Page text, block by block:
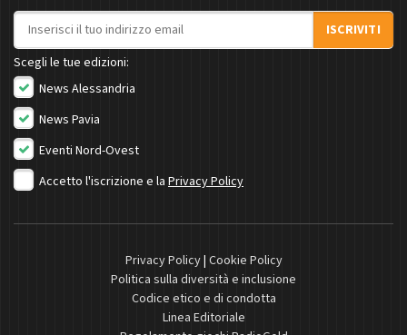
Indirizzo email
ISCRIVITI
Scegli le tue edizioni:
News Alessandria
News Pavia
Eventi Nord-Ovest
Accetto l'iscrizione e la Privacy Policy
Privacy Policy| Cookie Policy
Politica sulla diversità e inclusione
Codice etico e di condotta
Linea Editoriale